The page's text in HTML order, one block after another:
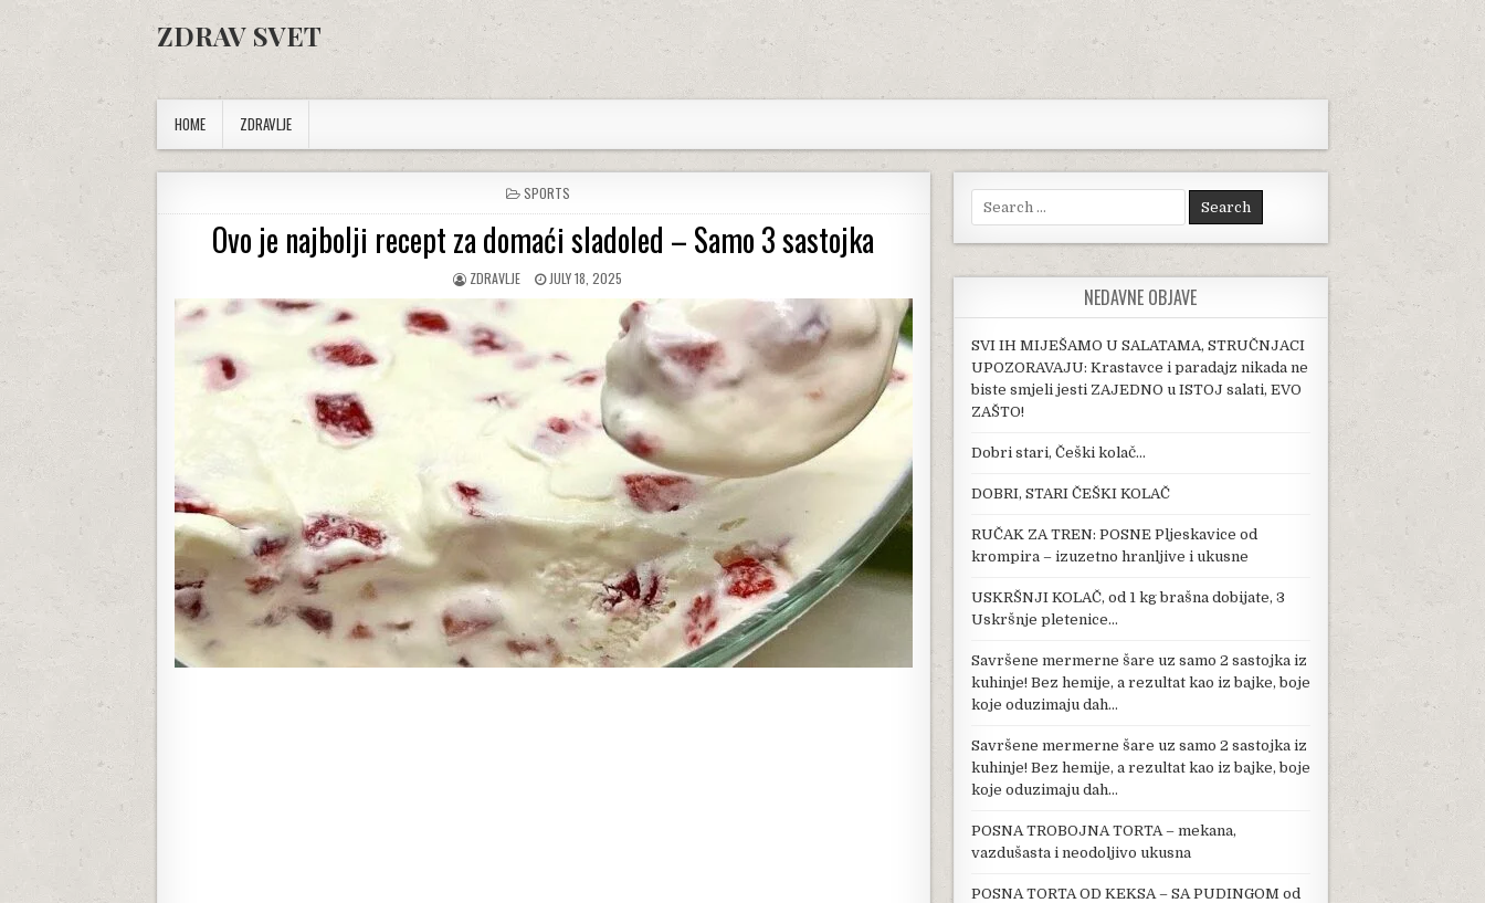
Skip to content
ZDRAV SVET
HOME ZDRAVLJE
POSTED IN
SPORTS
Ovo je najbolji recept za domaći sladoled – Samo 3 sastojka
AUTHOR:
ZDRAVLJE PUBLISHED DATE:
JULY 18, 2025
Search for:
NEDAVNE OBJAVE
SVI IH MIJEŠAMO U SALATAMA, STRUČNJACI
UPOZORAVAJU: Krastavce i paradajz nikada ne
biste smjeli jesti ZAJEDNO u ISTOJ salati, EVO
ZAŠTO!
Dobri stari, Češki kolač…
DOBRI, STARI ČEŠKI KOLAČ
RUČAK ZA TREN: POSNE Pljeskavice od
krompira – izuzetno hranljive i ukusne
USKRŠNJI KOLAČ, od 1 kg brašna dobijate, 3
Uskršnje pletenice…
Savršene mermerne šare uz samo 2 sastojka iz
kuhinje! Bez hemije, a rezultat kao iz bajke, boje
koje oduzimaju dah…
Savršene mermerne šare uz samo 2 sastojka iz
kuhinje! Bez hemije, a rezultat kao iz bajke, boje
koje oduzimaju dah…
POSNA TROBOJNA TORTA – mekana,
vazdušasta i neodoljivo ukusna
POSNA TORTA OD KEKSA – SA PUDINGOM od